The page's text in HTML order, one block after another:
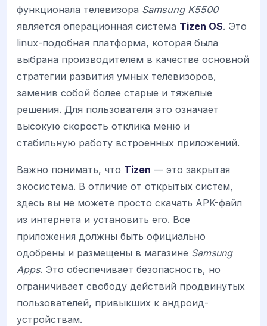
функционала телевизора Samsung K5500
является операционная система Tizen OS. Это
linux-подобная платформа, которая была
выбрана производителем в качестве основной
стратегии развития умных телевизоров,
заменив собой более старые и тяжелые
решения. Для пользователя это означает
высокую скорость отклика меню и
стабильную работу встроенных приложений.
Важно понимать, что Tizen — это закрытая
экосистема. В отличие от открытых систем,
здесь вы не можете просто скачать APK-файл
из интернета и установить его. Все
приложения должны быть официально
одобрены и размещены в магазине Samsung
Apps. Это обеспечивает безопасность, но
ограничивает свободу действий продвинутых
пользователей, привыкших к андроид-
устройствам.